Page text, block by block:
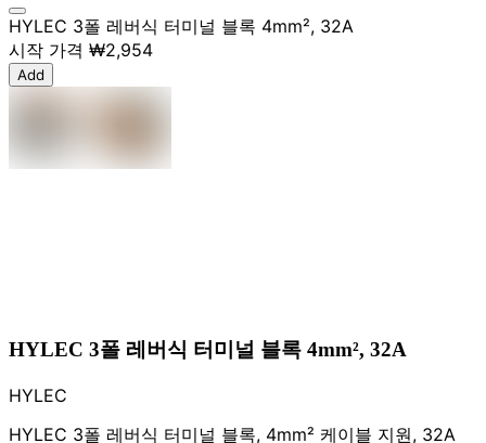
HYLEC 3폴 레버식 터미널 블록 4mm², 32A
시작 가격 ₩2,954
Add
HYLEC 3폴 레버식 터미널 블록 4mm², 32A
HYLEC
HYLEC 3폴 레버식 터미널 블록, 4mm² 케이블 지원, 32A